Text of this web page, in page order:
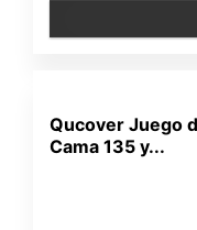
Qucover Juego
Cama 135 y...